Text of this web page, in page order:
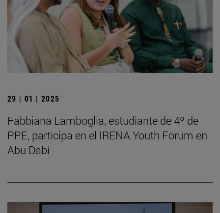
29 | 01 | 2025
Fabbiana Lamboglia, estudiante de 4º de
PPE, participa en el IRENA Youth Forum en
Abu Dabi